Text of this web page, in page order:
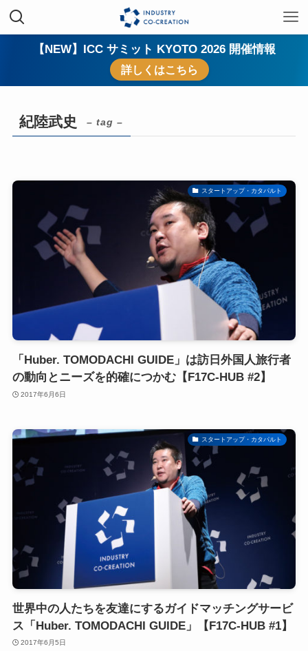
【NEW】ICC サミット KYOTO 2026 開催情報
詳しくはこちら
紀陸武史 – tag –
スタートアップ・カタパルト
「Huber. TOMODACHI GUIDE」は訪日外国人旅行者
の動向とニーズを的確につかむ【F17C-HUB #2】
2017年6月6日
スタートアップ・カタパルト
世界中の人たちを友達にするガイドマッチングサービ
ス「Huber. TOMODACHI GUIDE」【F17C-HUB #1】
2017年6月5日